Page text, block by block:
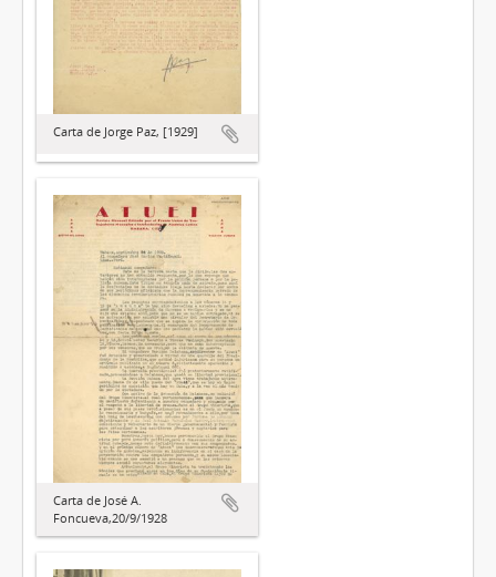
Carta de Jorge Paz, [1929]
Carta de José A.
Foncueva,20/9/1928